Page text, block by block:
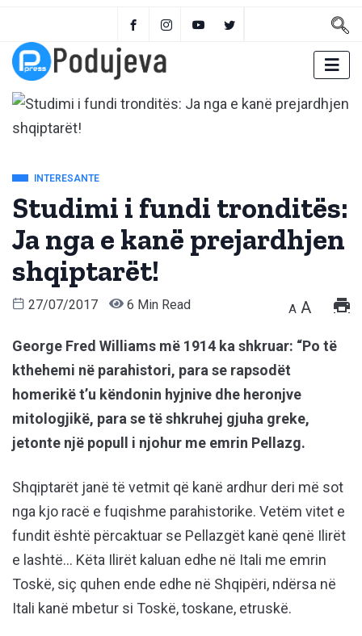
INTERESANTE
Studimi i fundi tronditës:
Ja nga e kanë prejardhjen
shqiptarët!
27/07/2017 6 Min Read A A
George Fred Williams më 1914 ka shkruar: “Po të
kthehemi në parahistori, para se rapsodët
homerikë t’u këndonin hyjnive dhe heronjve
mitologjikë, para se të shkruhej gjuha greke,
jetonte një popull i njohur me emrin Pellazg.
Shqiptarët janë të vetmit që kanë ardhur deri më sot
nga kjo racë e fuqishme parahistorike. Vetëm vitet e
fundit është përcaktuar se Pellazgët kanë qenë Ilirët
e lashtë… Këta Ilirët kaluan edhe në Itali me emrin
Toskë, siç quhen ende edhe në Shqipëri, ndërsa në
Itali kanë mbetur si Toskë, toskane, etruskë.